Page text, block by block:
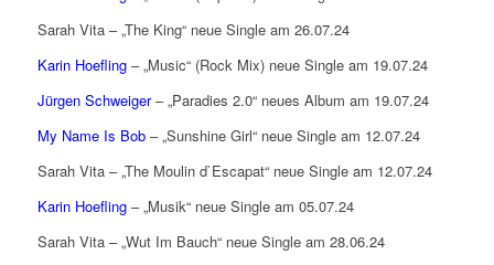
Sarah Vita – „The King“ neue Single am 26.07.24
Karin Hoefling– „Music“ (Rock Mix) neue Single am 19.07.24
Jürgen Schweiger– „Paradies 2.0“ neues Album am 19.07.24
My Name Is Bob– „Sunshine Girl“ neue Single am 12.07.24
Sarah Vita – „The Moulin d`Escapat“ neue Single am 12.07.24
Karin Hoefling– „Musik“ neue Single am 05.07.24
Sarah Vita – „Wut Im Bauch“ neue Single am 28.06.24